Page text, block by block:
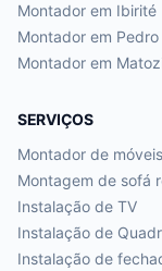
Montador em Ibirité
Montador em
Montador em
SERVIÇOS
Montador de móveis
Montagem de sofá
Instalação de TV
Instalação de
Instalação de